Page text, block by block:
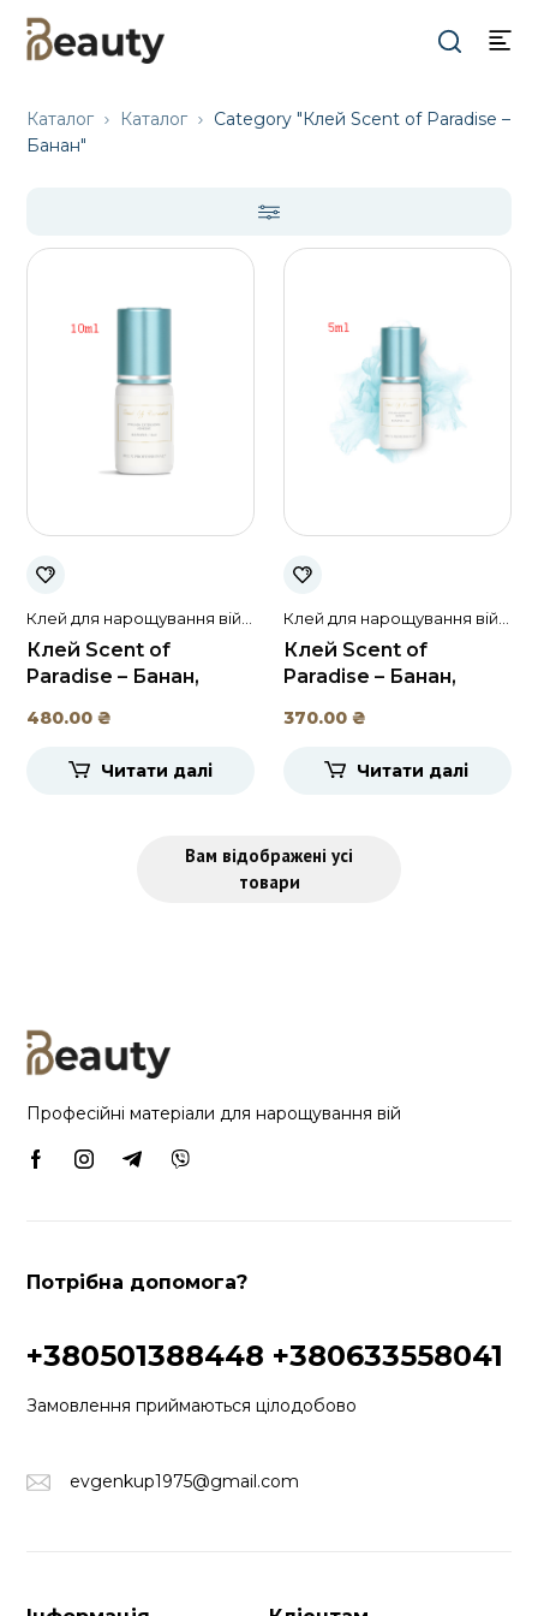
Каталог Каталог
Category "Клей Scent of Paradise –
Банан"
Клей для нарощування вій і
брів
Клей Scent of
Paradise – Банан,
480.00₴
Читати далі
Клей для нарощування вій і
брів
Клей Scent of
Paradise – Банан,
370.00 ₴
Читати далі
Вам відображені усі
товари
Професійні матеріали для нарощування вій
Потрібна допомога?
+380501388448 +380633558041
Замовлення приймаються цілодобово
evgenkup1975@gmail.com